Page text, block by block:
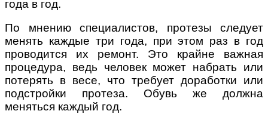
года в год.
По мнению специалистов, протезы следует
менять каждые три года, при этом раз в год
проводится их ремонт. Это крайне важная
процедура, ведь человек может набрать или
потерять в весе, что требует доработки или
подстройки протеза. Обувь же должна
меняться каждый год.